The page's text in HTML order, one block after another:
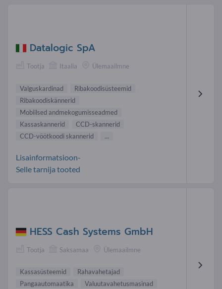
Datalogic SpA
Tootja Itaalia Ülemaailmne
Valguskardinad
Ribakoodisüsteemid
Ribakoodiskännerid
Mobiilsed andmekogumisseadmed
Kassaska nnerid
CCD-skannerid
CCD-vöötkoodi skannerid
...
Lisainformatsioon-
Selle tarnija tooted
HESS Cash Systems GmbH
Tootja Saksamaa Ülemaailmne
Kassasüsteemid
Rahavahetajad
Pangaautomaatika
Valuutavahetusmasinad